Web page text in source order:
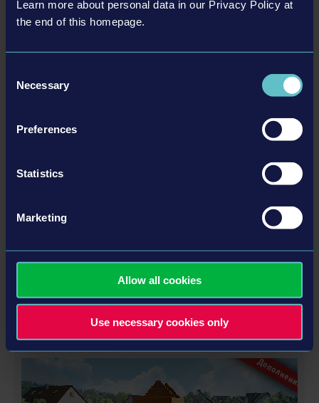
Learn more about personal data in our Privacy Policy at
the end of this homepage.
Selection
Necessary
Preferences
Statistics
Marketing
Allow all cookies
Use necessary cookies only
4,99 $
Дополнения
Дополнения